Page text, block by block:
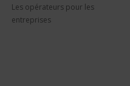
Les opérateurs pour les
entreprises